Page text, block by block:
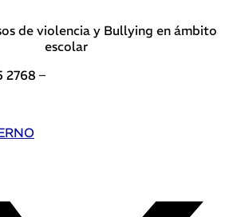
de violencia y Bullying en ámbito
escolar
2768 –